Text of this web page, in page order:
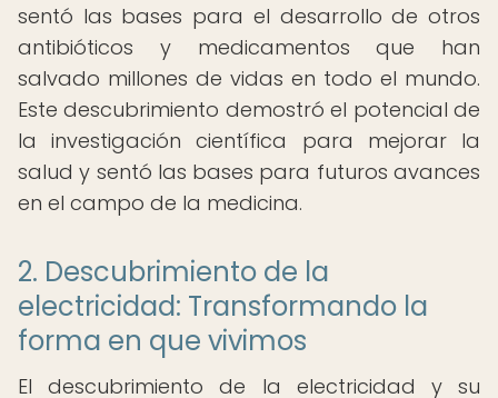
sentó las bases para el desarrollo de otros
antibióticos y medicamentos que han
salvado millones de vidas en todo el mundo.
Este descubrimiento demostró el potencial de
la investigación científica para mejorar la
salud y sentó las bases para futuros avances
en el campo de la medicina.
2. Descubrimiento de la
electricidad: Transformando la
forma en que vivimos
El descubrimiento de la electricidad y su